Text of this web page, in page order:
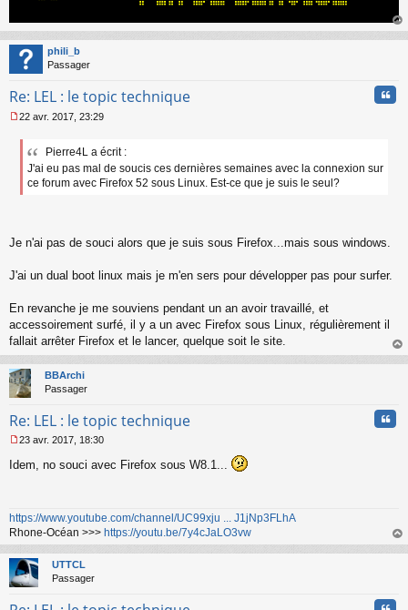
au
phili_b
Passager
Re: LEL : le topic technique
e
g
n
u
22 avr. 2017, 23:29
Pierre4L a écrit :
J'ai eu pas mal de soucis ces dernières semaines avec la connexion sur
ce forum avec Firefox 52 sous Linux. Est-ce que je suis le seul?
Je n'ai pas de souci alors que je suis sous Firefox...mais sous windows.
J'ai un dual boot linux mais je m'en sers pour développer pas pour surfer.
En revanche je me souviens pendant un an avoir travaillé, et
accessoirement surfé, il y a un avec Firefox sous Linux, régulièrement il
fallait arrêter Firefox et le lancer, quelque soit le site.
au
BBArchi
Passager
Re: LEL : le topic technique
e
g
e
n
o
n
l
23 avr. 2017, 18:30
Idem, no souci avec Firefox sous W8.1...
https://www.youtube.com/channel/UC99xju ... J1jNp3FLhA
Rhone-Océan >>> https://youtu.be/7y4cJaLO3vw
au
UTTCL
Passager